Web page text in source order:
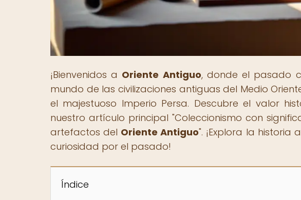
¡Bienvenidos a Oriente Antiguo, donde el pasado
mundo de las civilizaciones antiguas del Medio
el majestuoso Imperio Persa. Descubre el valor
nuestro artículo principal "Coleccionismo con
artefactos del Oriente Antiguo". ¡Explora la
curiosidad por el pasado!
Índice